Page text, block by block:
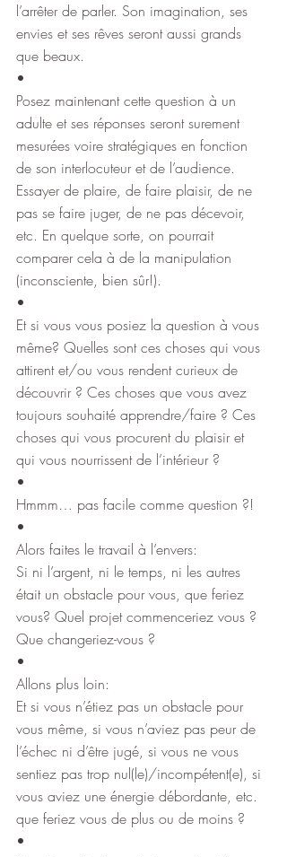
l’arrêter de parler. Son imagination, ses
envies et ses rêves seront aussi grands
que beaux.
•
Posez maintenant cette question à un
adulte et ses réponses seront surement
mesurées voire stratégiques en fonction
de son interlocuteur et de l’audience.
Essayer de plaire, de faire plaisir, de ne
pas se faire juger, de ne pas décevoir,
etc. En quelque sorte, on pourrait
comparer cela à de la manipulation
(inconsciente, bien sûr!).
•
Et si vous vous posiez la question à vous
même? Quelles sont ces choses qui vous
attirent et/ou vous rendent curieux de
découvrir ? Ces choses que vous avez
toujours souhaité apprendre/faire ? Ces
choses qui vous procurent du plaisir et
qui vous nourrissent de l’intérieur ?
•
Hmmm… pas facile comme question ?!
•
Alors faites le travail à l’envers:
Si ni l’argent, ni le temps, ni les autres
était un obstacle pour vous, que feriez
vous? Quel projet commenceriez vous ?
Que changeriez-vous ?
•
Allons plus loin:
Et si vous n’étiez pas un obstacle pour
vous même, si vous n’aviez pas peur de
l’échec ni d’être jugé, si vous ne vous
sentiez pas trop nul(le)/incompétent(e), si
vous aviez une énergie débordante, etc.
que feriez vous de plus ou de moins ?
•